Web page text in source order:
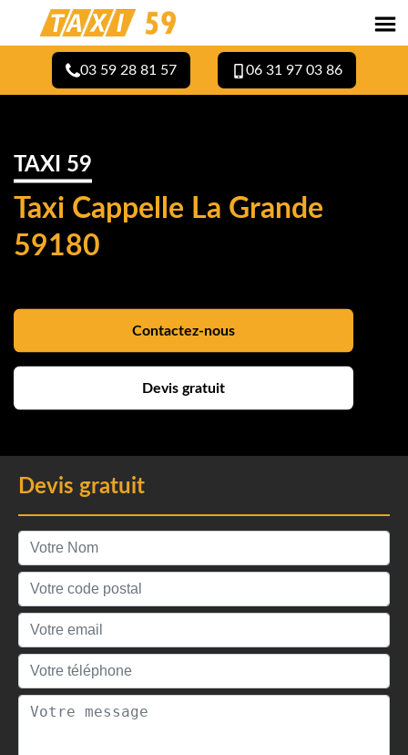
03 59 28 81 57 06 31 97 03 86
TAXI 59
Taxi Cappelle La Grande
59180
Contactez-nous
Devis gratuit
Devis gratuit